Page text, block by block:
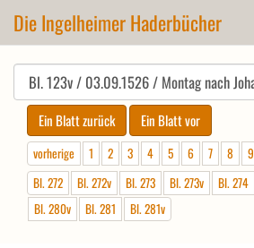
Die Ingelheimer Haderbücher
vorherige 1 2 3 4 5 6 7 8 9
Bl. 272
Bl. 272v Bl. 273 Bl. 273v Bl. 274
Bl. 280v
Bl. 281 Bl. 281v